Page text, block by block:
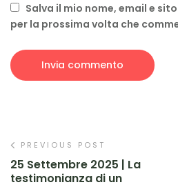
Salva il mio nome, email e
per la prossima volta che
PREVIOUS POST
25 Settembre 2025 | La
testimonianza di un